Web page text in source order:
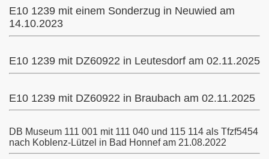
E10 1239 mit einem Sonderzug in Neuwied am
14.10.2023
E10 1239 mit DZ60922 in Leutesdorf am 02.11.2025
E10 1239 mit DZ60922 in Braubach am 02.11.2025
DB Museum 111 001 mit 111 040 und 115 114 als Tfzf5454
nach Koblenz-Lützel in Bad Honnef am 21.08.2022